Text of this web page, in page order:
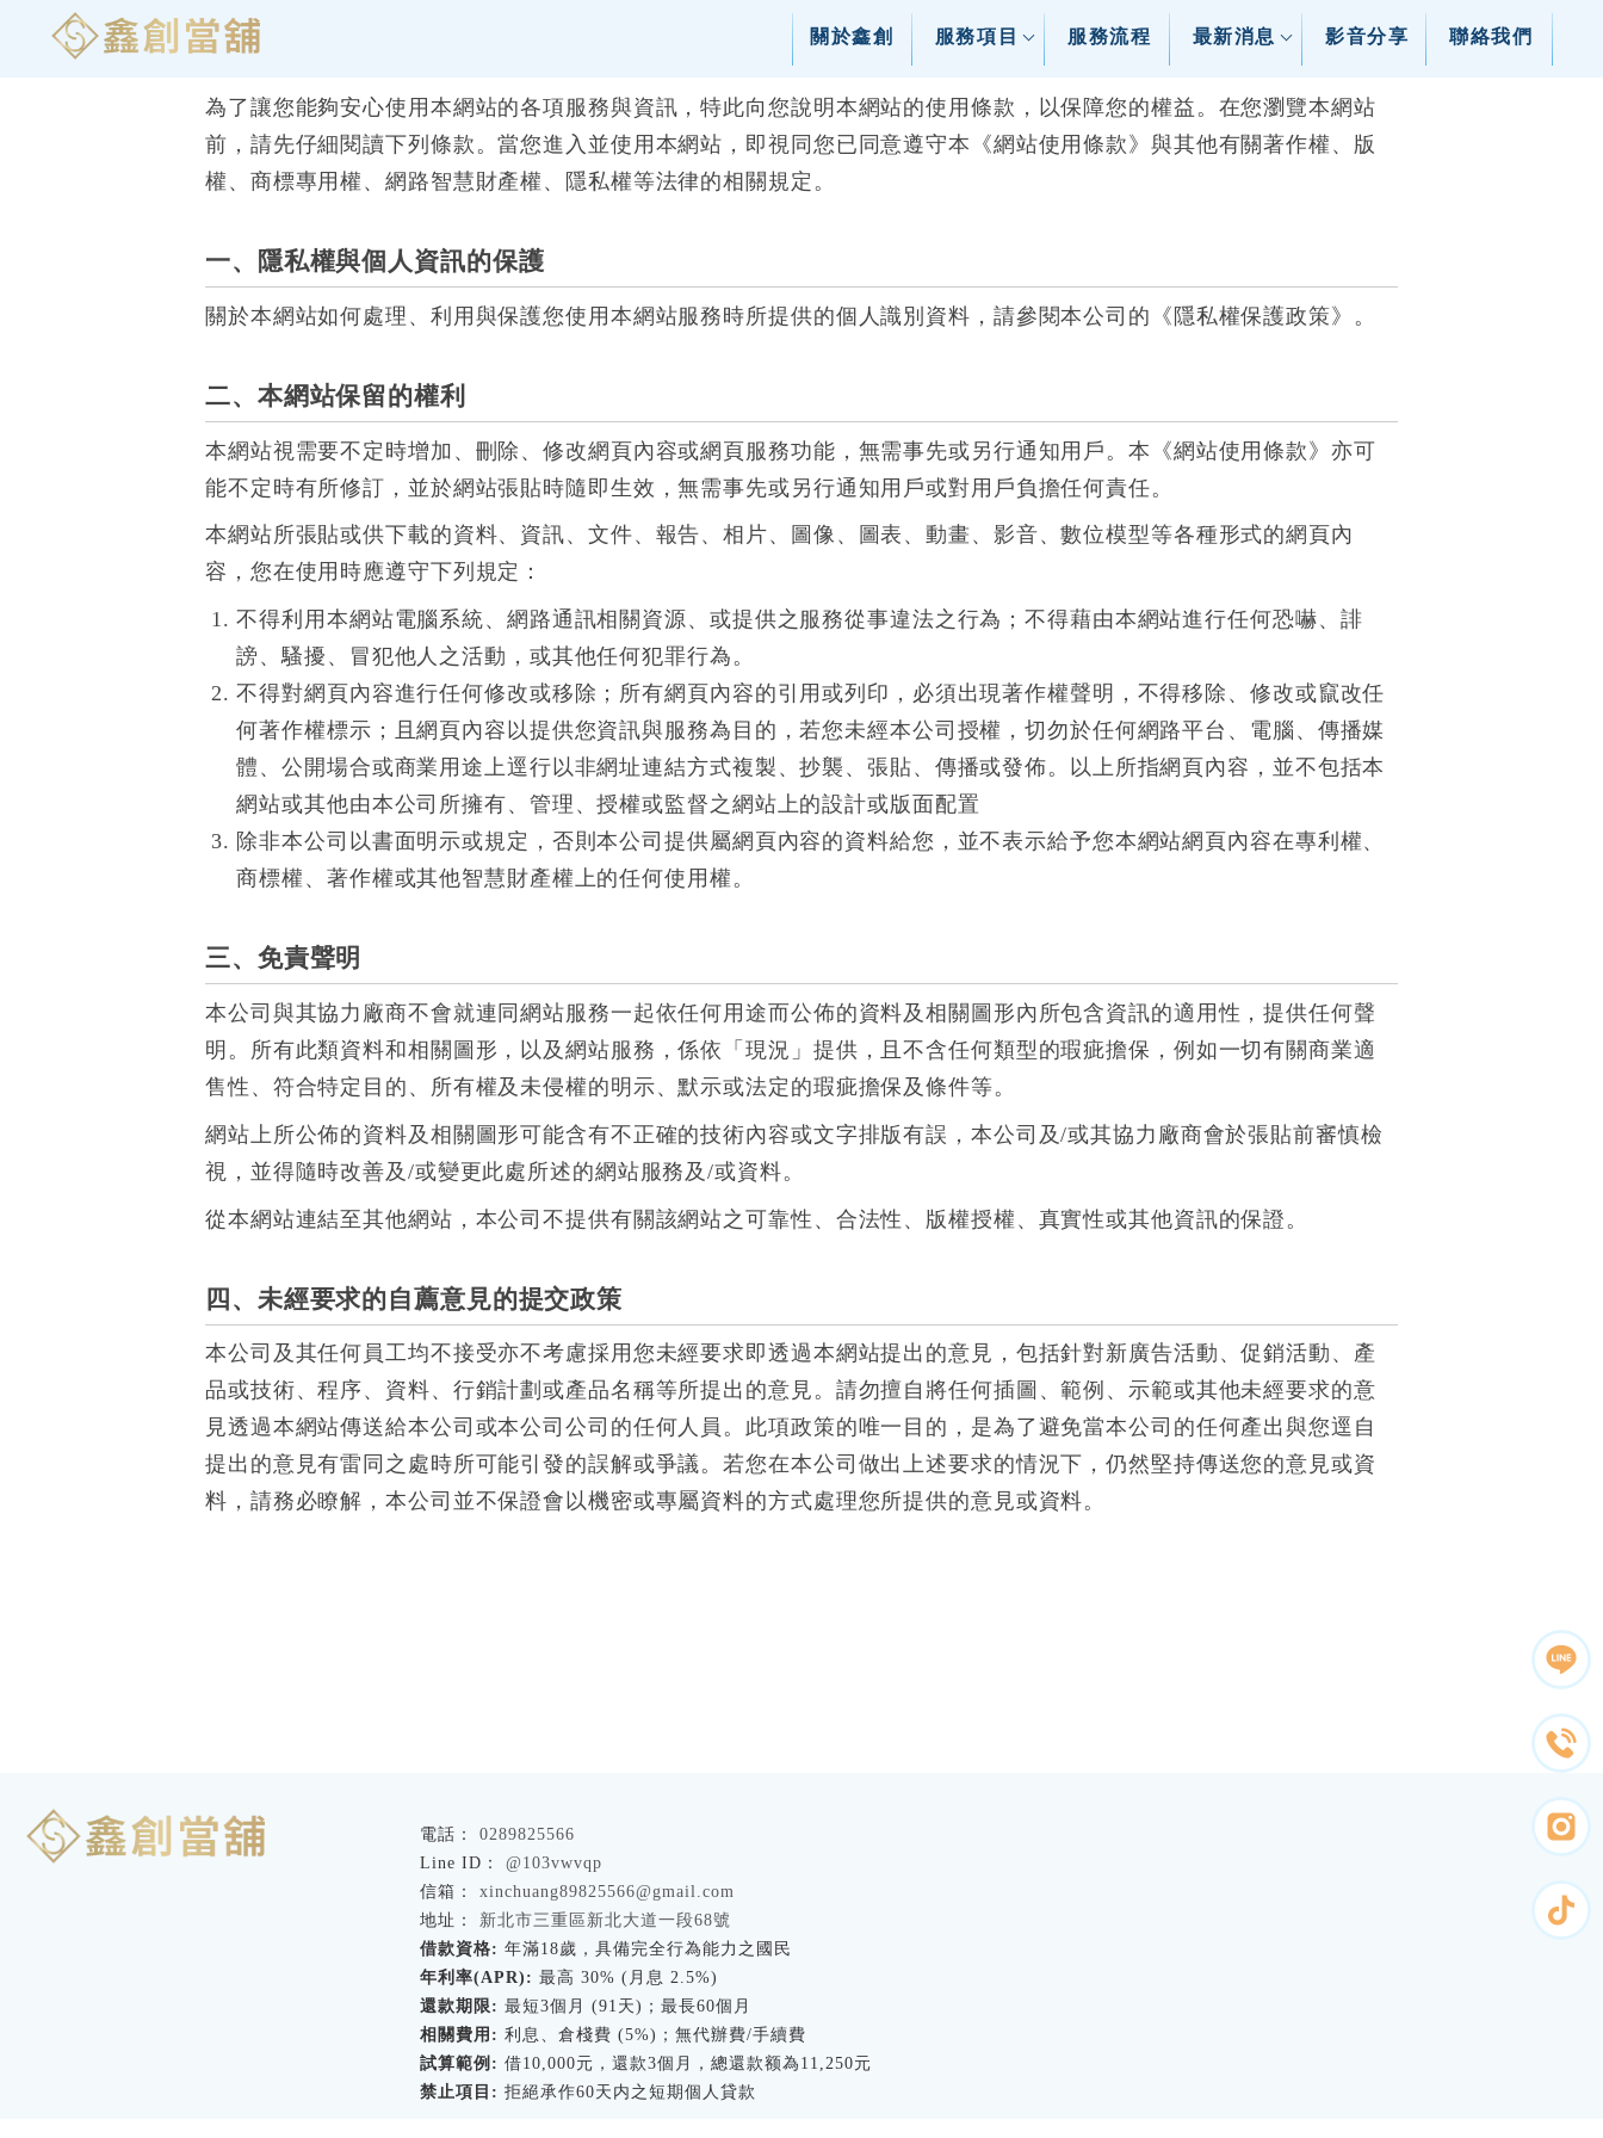
關於鑫創 服務項目 服務流程 最新消息 影音分享 聯絡我們
為了讓您能夠安心使用本網站的各項服務與資訊，特此向您說明本網站的使用條款，以保障您的權益。在您瀏覽本網站
前，請先仔細閱讀下列條款。當您進入並使用本網站，即視同您已同意遵守本《網站使用條款》與其他有關著作權、版
權、商標專用權、網路智慧財產權、隱私權等法律的相關規定。
一、隱私權與個人資訊的保護
關於本網站如何處理、利用與保護您使用本網站服務時所提供的個人識別資料，請參閱本公司的《隱私權保護政策》。
二、本網站保留的權利
本網站視需要不定時增加、刪除、修改網頁內容或網頁服務功能，無需事先或另行通知用戶。本《網站使用條款》亦可
能不定時有所修訂，並於網站張貼時隨即生效，無需事先或另行通知用戶或對用戶負擔任何責任。
本網站所張貼或供下載的資料、資訊、文件、報告、相片、圖像、圖表、動畫、影音、數位模型等各種形式的網頁內
容，您在使用時應遵守下列規定：
不得利用本網站電腦系統、網路通訊相關資源、或提供之服務從事違法之行為；不得藉由本網站進行任何恐嚇、誹
謗、騷擾、冒犯他人之活動，或其他任何犯罪行為。
不得對網頁內容進行任何修改或移除；所有網頁內容的引用或列印，必須出現著作權聲明，不得移除、修改或竄改任
何著作權標示；且網頁內容以提供您資訊與服務為目的，若您未經本公司授權，切勿於任何網路平台、電腦、傳播媒
體、公開場合或商業用途上逕行以非網址連結方式複製、抄襲、張貼、傳播或發佈。以上所指網頁內容，並不包括本
網站或其他由本公司所擁有、管理、授權或監督之網站上的設計或版面配置
除非本公司以書面明示或規定，否則本公司提供屬網頁內容的資料給您，並不表示給予您本網站網頁內容在專利權、
商標權、著作權或其他智慧財產權上的任何使用權。
三、免責聲明
本公司與其協力廠商不會就連同網站服務一起依任何用途而公佈的資料及相關圖形內所包含資訊的適用性，提供任何聲
明。所有此類資料和相關圖形，以及網站服務，係依「現況」提供，且不含任何類型的瑕疵擔保，例如一切有關商業適
售性、符合特定目的、所有權及未侵權的明示、默示或法定的瑕疵擔保及條件等。
網站上所公佈的資料及相關圖形可能含有不正確的技術內容或文字排版有誤，本公司及/或其協力廠商會於張貼前審慎檢
視，並得隨時改善及/或變更此處所述的網站服務及/或資料。
從本網站連結至其他網站，本公司不提供有關該網站之可靠性、合法性、版權授權、真實性或其他資訊的保證。
四、未經要求的自薦意見的提交政策
本公司及其任何員工均不接受亦不考慮採用您未經要求即透過本網站提出的意見，包括針對新廣告活動、促銷活動、產
品或技術、程序、資料、行銷計劃或產品名稱等所提出的意見。請勿擅自將任何插圖、範例、示範或其他未經要求的意
見透過本網站傳送給本公司或本公司公司的任何人員。此項政策的唯一目的，是為了避免當本公司的任何產出與您逕自
提出的意見有雷同之處時所可能引發的誤解或爭議。若您在本公司做出上述要求的情況下，仍然堅持傳送您的意見或資
料，請務必瞭解，本公司並不保證會以機密或專屬資料的方式處理您所提供的意見或資料。
@103vwvqp
0289825566
xinchuang89825566@gmail.com
新北市三重區新北大道一段68號
借款資格: 年滿18歲，具備完全行為能力之國民
年利率(APR): 最高 30% (月息 2.5%)
還款期限: 最短3個月 (91天)；最長60個月
相關費用: 利息、倉棧費 (5%)；無代辦費/手續費
試算範例: 借10,000元，還款3個月，總還款额為11,250元
禁止項目: 拒絕承作60天内之短期個人貸款